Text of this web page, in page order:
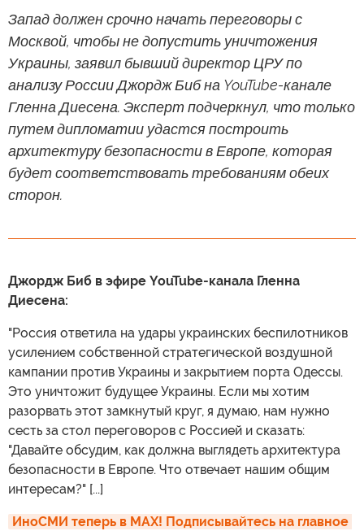
Запад должен срочно начать переговоры с
Москвой, чтобы не допустить уничтожения
Украины, заявил бывший директор ЦРУ по
анализу России Джордж Биб на YouTube-канале
Гленна Диесена. Эксперт подчеркнул, что только
путем дипломатии удастся построить
архитектуру безопасности в Европе, которая
будет соответствовать требованиям обеих
сторон.
Джордж Биб в эфире YouTube-канала Гленна
Диесена:
"Россия ответила на удары украинских беспилотников
усилением собственной стратегической воздушной
кампании против Украины и закрытием порта Одессы.
Это уничтожит будущее Украины. Если мы хотим
разорвать этот замкнутый круг, я думаю, нам нужно
сесть за стол переговоров с Россией и сказать:
"Давайте обсудим, как должна выглядеть архитектура
безопасности в Европе. Что отвечает нашим общим
интересам?" [...]
ИноСМИ теперь в MAX! Подписывайтесь на главное